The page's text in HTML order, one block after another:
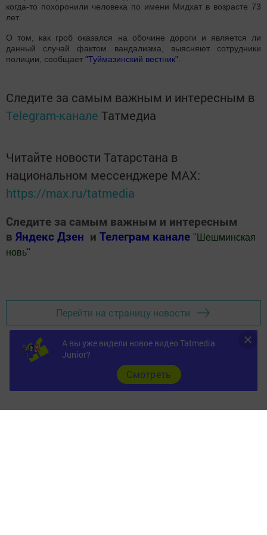
когда-то похоронили человека по имени Мидхат в возрасте 73
лет.
О том, как гроб оказался на обочине дороги и является ли
данный случай фактом вандализма, выясняют сотрудники
полиции, сообщает "Туймазинский вестник".
Следите за самым важным и интересным в
Telegram-канале Татмедиа
Читайте новости Татарстана в
национальном мессенджере MАХ:
https://max.ru/tatmedia
Следите за самым важным и интересным
в Яндекс Дзен и Телеграм канале " Шешминская
новь"
Перейти на страницу новости
А вы уже видели новое видео Tatmedia
Junior?
Cмотреть